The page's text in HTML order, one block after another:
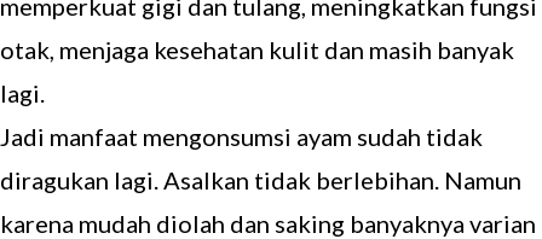
memperkuat gigi dan tulang, meningkatkan fungsi
otak, menjaga kesehatan kulit dan masih banyak
lagi.
Jadi manfaat mengonsumsi ayam sudah tidak
diragukan lagi. Asalkan tidak berlebihan. Namun
karena mudah diolah dan saking banyaknya varian